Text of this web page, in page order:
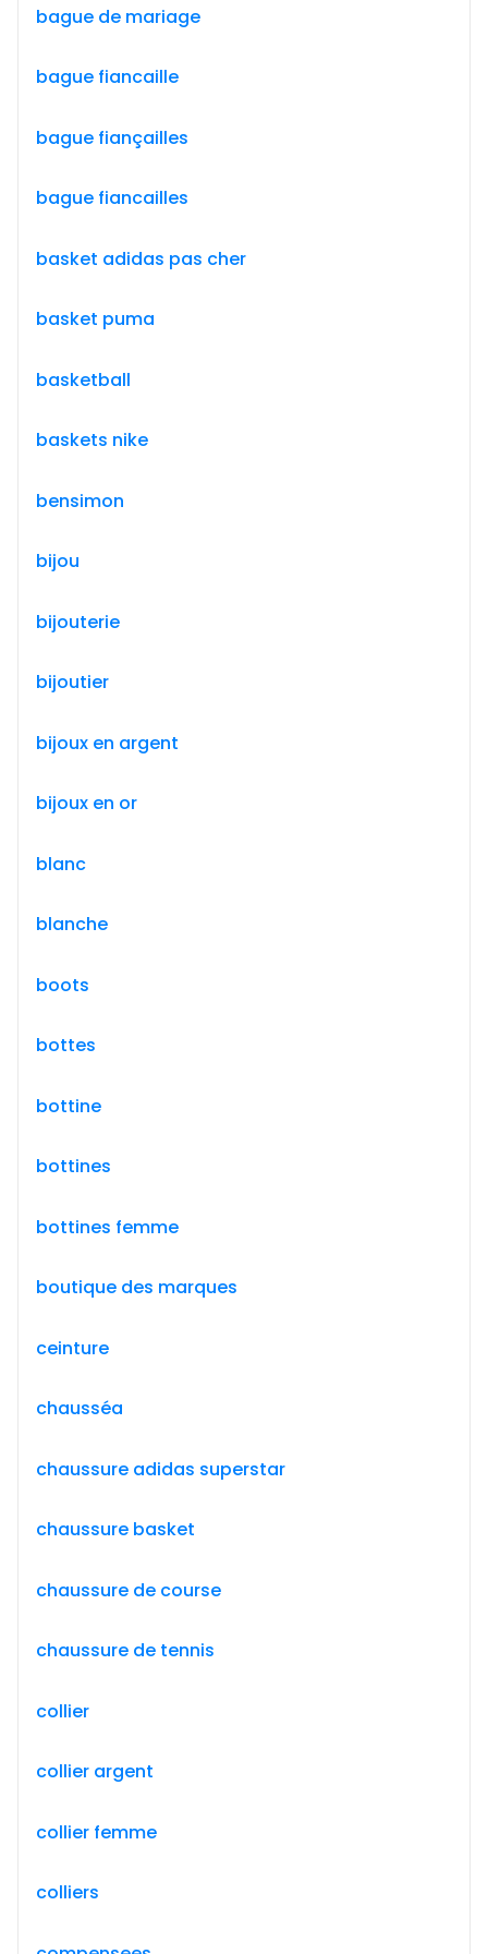
bague de mariage
bague fiancaille
bague fiançailles
bague fiancailles
basket adidas pas cher
basket puma
basketball
baskets nike
bensimon
bijou
bijouterie
bijoutier
bijoux en argent
bijoux en or
blanc
blanche
boots
bottes
bottine
bottines
bottines femme
boutique des marques
ceinture
chausséa
chaussure adidas superstar
chaussure basket
chaussure de course
chaussure de tennis
collier
collier argent
collier femme
colliers